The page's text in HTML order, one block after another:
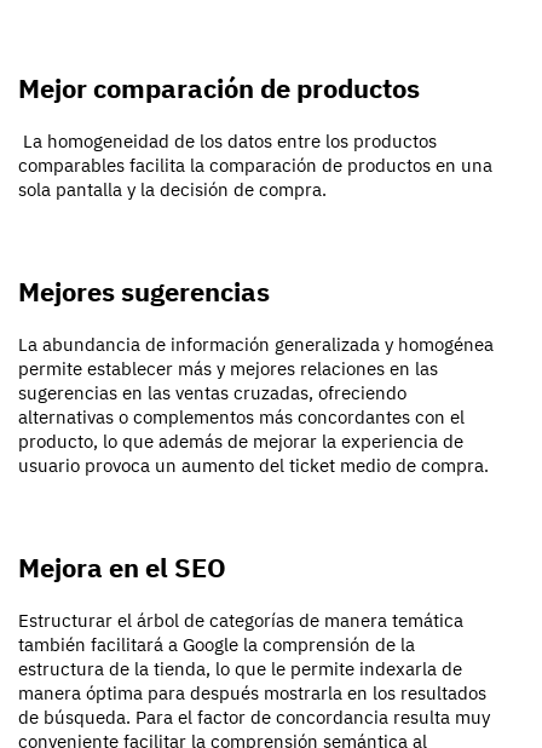
Mejor comparación de productos
La homogeneidad de los datos entre los productos
comparables facilita la comparación de productos en una
sola pantalla y la decisión de compra.
Mejores sugerencias
La abundancia de información generalizada y homogénea
permite establecer más y mejores relaciones en las
sugerencias en las ventas cruzadas, ofreciendo
alternativas o complementos más concordantes con el
producto, lo que además de mejorar la experiencia de
usuario provoca un aumento del ticket medio de compra.
Mejora en el SEO
Estructurar el árbol de categorías de manera temática
también facilitará a Google la comprensión de la
estructura de la tienda, lo que le permite indexarla de
manera óptima para después mostrarla en los resultados
de búsqueda. Para el factor de concordancia resulta muy
conveniente facilitar la comprensión semántica al